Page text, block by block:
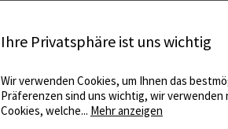
Ihre Privatsphäre ist uns wichtig
Wir verwenden Cookies, um Ihnen das
Präferenzen sind uns wichtig, wir
Cookies, welche... Mehr anzeigen